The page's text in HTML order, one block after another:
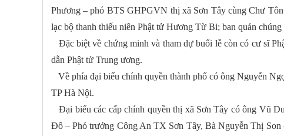
Phương – phó BTS GHPGVN thị xã Sơn Tây cùng Chư
lạc bộ thanh thiếu niên Phật tử Hương Từ Bi; ban quản
Đặc biệt về chứng minh và tham dự buổi lễ còn có cư sĩ
dẫn Phật tử Trung ương.
Về phía đại biểu chính quyền thành phố có ông Nguyễn
TP Hà Nội.
Đại biểu các cấp chính quyền thị xã Sơn Tây có ông Vũ
Đô – Phó trưởng Công An TX Sơn Tây, Bà Nguyễn Thị